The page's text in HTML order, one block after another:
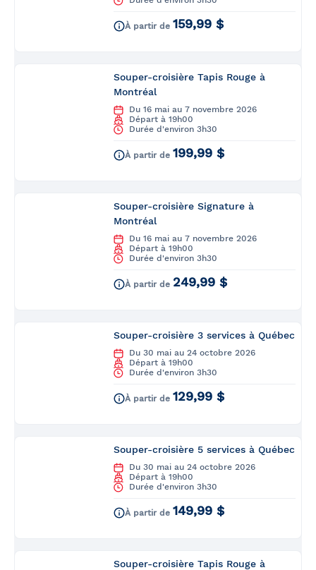
À partir de 159,99 $
Souper-croisière Tapis Rouge à
Montréal
Du 16 mai au 7 novembre 2026
Départ à 19h00
Durée d'environ 3h30
À partir de 199,99 $
Souper-croisière Signature à
Montréal
Du 16 mai au 7 novembre 2026
Départ à 19h00
Durée d'environ 3h30
À partir de 249,99 $
Souper-croisière 3 services à Québec
Du 30 mai au 24 octobre 2026
Départ à 19h00
Durée d'environ 3h30
À partir de 129,99 $
Souper-croisière 5 services à Québec
Du 30 mai au 24 octobre 2026
Départ à 19h00
Durée d'environ 3h30
À partir de 149,99 $
Souper-croisière Tapis Rouge à